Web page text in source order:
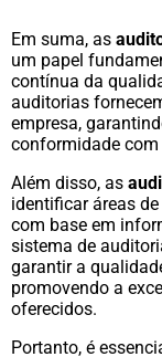
Em suma, as
um papel
contínua da
auditorias
empresa,
conformidade com
Além disso, as
identificar áreas
com base em
sistema de
garantir a
promovendo a
oferecidos.
Portanto, é